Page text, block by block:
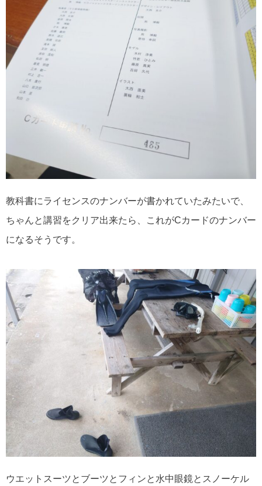
教科書にライセンスのナンバーが書かれていたみたいで、
ちゃんと講習をクリア出来たら、これがCカードのナンバー
になるそうです。
ウエットスーツとブーツとフィンと水中眼鏡とスノーケル